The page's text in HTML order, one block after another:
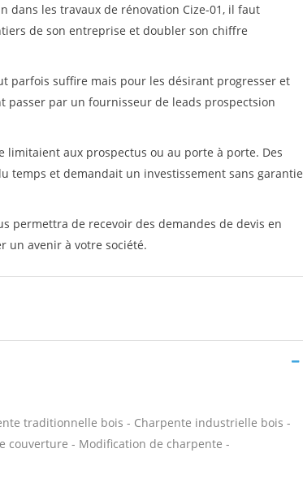
les travaux de rénovation Cize-01, il faut
de son entreprise et doubler son chiffre
parfois suffire mais pour les désirant progresser et
par un fournisseur de leads prospectsion
aux prospectus ou au porte à porte. Des
temps et demandait un investissement sans garantie
permettra de recevoir des demandes de devis en
un avenir à votre société.
traditionnelle bois - Charpente industrielle bois -
couverture - Modification de charpente -